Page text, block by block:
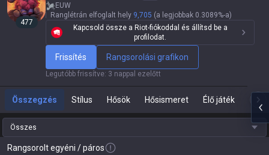
477
EUW
Ranglétrán elfoglalt hely 9,705 (a legjobbak 0.3089%-a)
Kapcsold össze a Riot-fiókoddal és állítsd be a
profilodat.
Frissítés Rangsorolási grafikon
Legutóbb frissítve: 3 nappal ezelőtt
Összegzés Stílus Hősök Hősismeret Élő játék
Összes
Rangsorolt egyéni / páros